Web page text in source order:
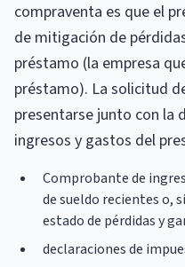
compraventa es que el
de mitigación de
préstamo (la empresa
préstamo). La solicitud
presentarse junto con la
ingresos y gastos del
Comprobante de
de sueldo recientes o,
estado de pérdidas y
declaraciones de